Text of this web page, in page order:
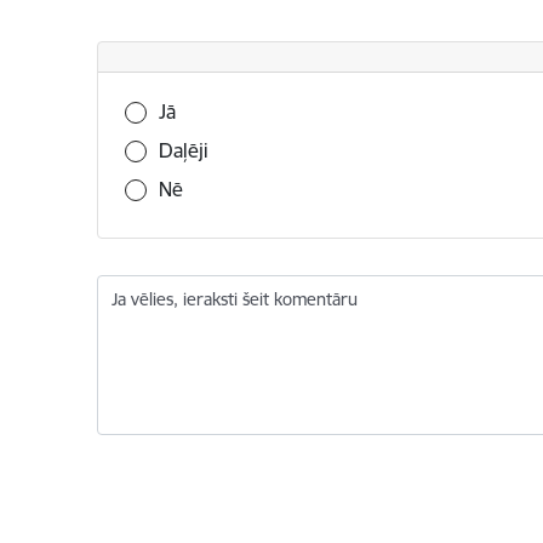
Vai šī informācija bija noderīga?
Jā
Daļēji
Nē
Ja vēlies, ieraksti šeit komentāru